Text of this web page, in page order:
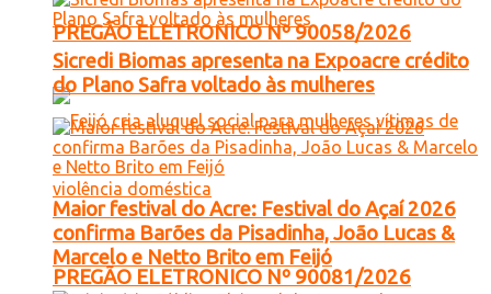
PREGÃO ELETRONICO Nº 90058/2026
PREGÃO ELETRONICO Nº 90081/2026
Sicredi Biomas apresenta na Expoacre crédito
do Plano Safra voltado às mulheres
Maior festival do Acre: Festival do Açaí 2026
confirma Barões da Pisadinha, João Lucas &
Marcelo e Netto Brito em Feijó